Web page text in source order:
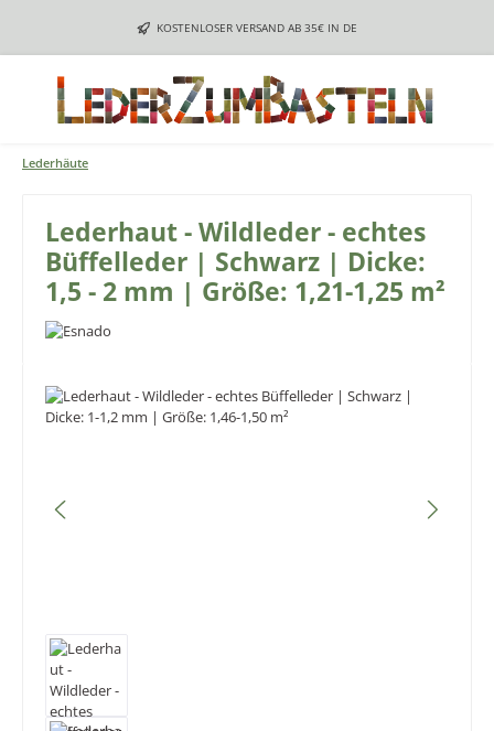
Zum Hauptinhalt springenKOSTENLOSER VERSAND AB 35€ IN DE
Lederhäute
Lederhaut - Wildleder - echtes
Büffelleder | Schwarz | Dicke:
1,5 - 2 mm | Größe: 1,21-1,25 m²
Bildergalerie überspringen